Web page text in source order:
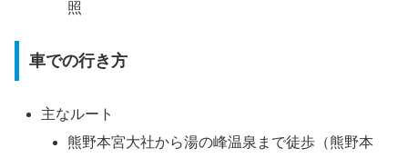
照
車での行き方
主なルート
熊野本宮大社から湯の峰温泉まで徒歩（熊野本